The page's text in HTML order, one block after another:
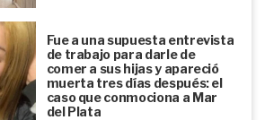
Fue a una supuesta entrevista
de trabajo para darle de
comer a sus hijas y apareció
muerta tres días después: el
caso que conmociona a Mar
del Plata